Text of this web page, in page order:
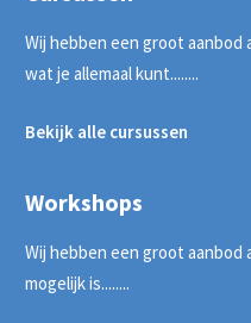
Wij hebben een groot
wat je allemaal kunt........
Bekijk alle cursussen
Workshops
Wij hebben een groot
mogelijk is........